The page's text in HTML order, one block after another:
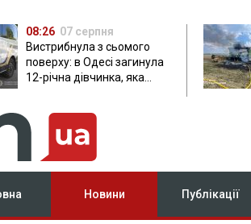
08:26 07 серпня
Вистрибнула з сьомого
поверху: в Одесі загинула
12-річна дівчинка, яка
Новини Публікації